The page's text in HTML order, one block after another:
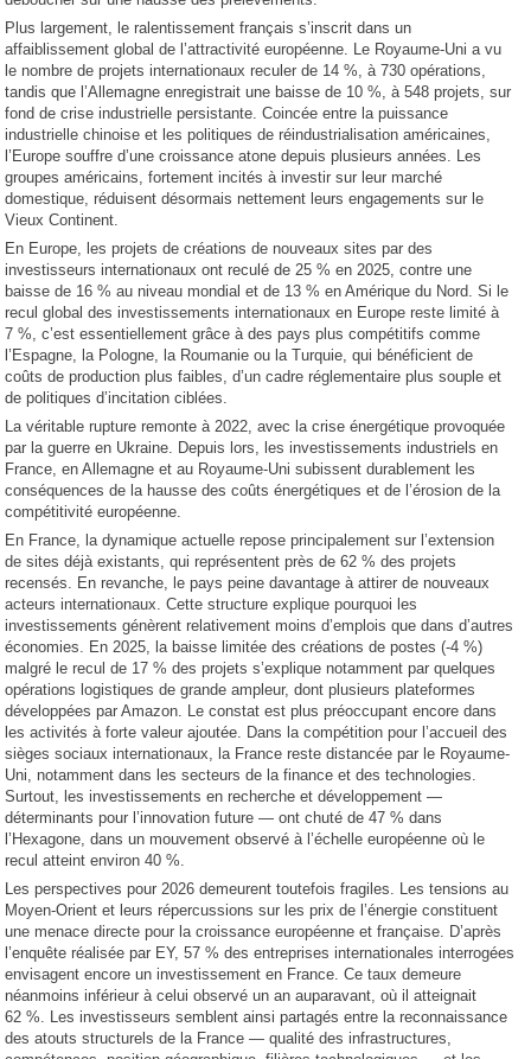
Plus largement, le ralentissement français s’inscrit dans un
affaiblissement global de l’attractivité européenne. Le Royaume-Uni a vu
le nombre de projets internationaux reculer de 14 %, à 730 opérations,
tandis que l’Allemagne enregistrait une baisse de 10 %, à 548 projets, sur
fond de crise industrielle persistante. Coincée entre la puissance
industrielle chinoise et les politiques de réindustrialisation américaines,
l’Europe souffre d’une croissance atone depuis plusieurs années. Les
groupes américains, fortement incités à investir sur leur marché
domestique, réduisent désormais nettement leurs engagements sur le
Vieux Continent.
En Europe, les projets de créations de nouveaux sites par des
investisseurs internationaux ont reculé de 25 % en 2025, contre une
baisse de 16 % au niveau mondial et de 13 % en Amérique du Nord. Si le
recul global des investissements internationaux en Europe reste limité à
7 %, c’est essentiellement grâce à des pays plus compétitifs comme
l’Espagne, la Pologne, la Roumanie ou la Turquie, qui bénéficient de
coûts de production plus faibles, d’un cadre réglementaire plus souple et
de politiques d’incitation ciblées.
La véritable rupture remonte à 2022, avec la crise énergétique provoquée
par la guerre en Ukraine. Depuis lors, les investissements industriels en
France, en Allemagne et au Royaume-Uni subissent durablement les
conséquences de la hausse des coûts énergétiques et de l’érosion de la
compétitivité européenne.
En France, la dynamique actuelle repose principalement sur l’extension
de sites déjà existants, qui représentent près de 62 % des projets
recensés. En revanche, le pays peine davantage à attirer de nouveaux
acteurs internationaux. Cette structure explique pourquoi les
investissements génèrent relativement moins d’emplois que dans d’autres
économies. En 2025, la baisse limitée des créations de postes (-4 %)
malgré le recul de 17 % des projets s’explique notamment par quelques
opérations logistiques de grande ampleur, dont plusieurs plateformes
développées par Amazon. Le constat est plus préoccupant encore dans
les activités à forte valeur ajoutée. Dans la compétition pour l’accueil des
sièges sociaux internationaux, la France reste distancée par le Royaume-
Uni, notamment dans les secteurs de la finance et des technologies.
Surtout, les investissements en recherche et développement —
déterminants pour l’innovation future — ont chuté de 47 % dans
l’Hexagone, dans un mouvement observé à l’échelle européenne où le
recul atteint environ 40 %.
Les perspectives pour 2026 demeurent toutefois fragiles. Les tensions au
Moyen-Orient et leurs répercussions sur les prix de l’énergie constituent
une menace directe pour la croissance européenne et française. D’après
l’enquête réalisée par EY, 57 % des entreprises internationales interrogées
envisagent encore un investissement en France. Ce taux demeure
néanmoins inférieur à celui observé un an auparavant, où il atteignait
62 %. Les investisseurs semblent ainsi partagés entre la reconnaissance
des atouts structurels de la France — qualité des infrastructures,